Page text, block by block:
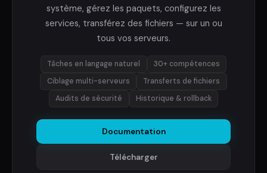
système, gérez les paquets, configurez les
services, transférez des fichiers — sur un ou
tous vos serveurs.
Tâches en langage naturel
30+ compétences
Ciblage multi-serveurs
Transferts de fichiers
Audits de sécurité
Historique & rollback
Documentation
Télécharger